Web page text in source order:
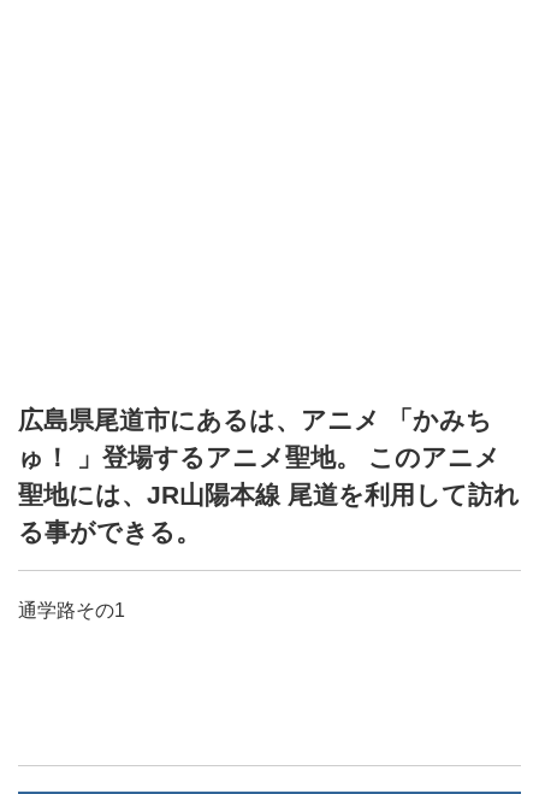
広島県尾道市にあるは、アニメ 「かみち
ゅ！ 」登場するアニメ聖地。 このアニメ
聖地には、JR山陽本線 尾道を利用して訪れ
る事ができる。
通学路その1